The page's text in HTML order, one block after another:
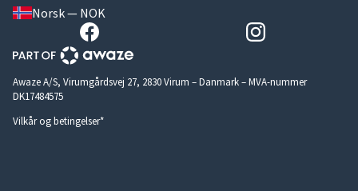
Norsk — NOK
Awaze A/S, Virumgårdsvej 27, 2830 Virum – Danmark – MVA-nummer
DK17484575
Vilkår og betingelser*